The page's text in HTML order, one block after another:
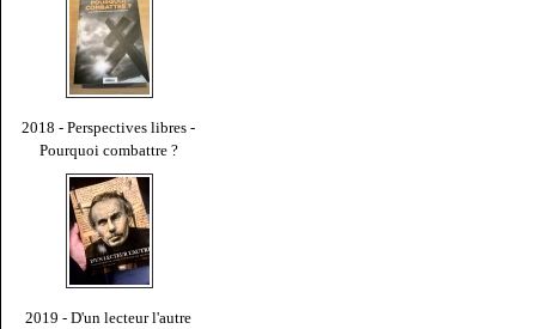
2018 - Perspectives libres -
Pourquoi combattre ?
2019 - D'un lecteur l'autre